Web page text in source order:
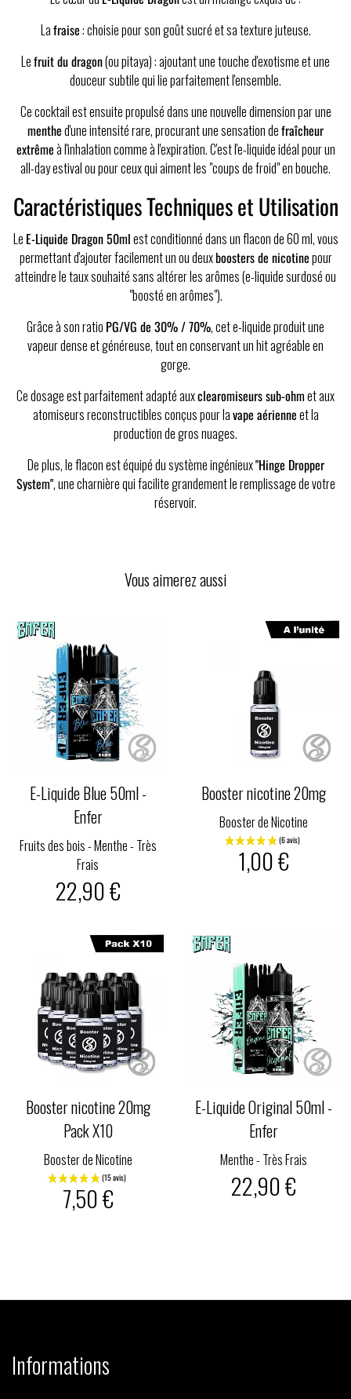
Lafraise: choisie pour son goût sucré et sa texture juteuse.
Lefruit du dragon(ou pitaya) : ajoutant une touche d'exotisme et une
douceur subtile qui lie parfaitement l'ensemble.
Ce cocktail est ensuite propulsé dans une nouvelle dimension par une
menthed'une intensité rare, procurant une sensation defraîcheur
extrêmeà l'inhalation comme à l'expiration. C'est l'e-liquide idéal pour un
all-day estival ou pour ceux qui aiment les "coups de froid" en bouche.
Caractéristiques Techniques et Utilisation
Le E-Liquide Dragon 50mlest conditionné dans un flacon de 60 ml, vous
permettant d'ajouter facilement un ou deuxboosters de nicotinepour
atteindre le taux souhaité sans altérer les arômes (e-liquide surdosé ou
"boosté en arômes").
Grâce à son ratio PG/VG de 30% / 70%, cet e-liquide produit une
vapeur dense et généreuse, tout en conservant un hit agréable en
gorge.
Ce dosage est parfaitement adapté auxclearomiseurs sub-ohmet aux
atomiseurs reconstructibles conçus pour lavape aérienneet la
production de gros nuages.
De plus, le flacon est équipé du système ingénieux"Hinge Dropper
System", une charnière qui facilite grandement le remplissage de votre
réservoir.
Vous aimerez aussi
E-Liquide Blue 50ml -
Enfer
Fruits des bois - Menthe - Très
Frais
22,90 €
Booster nicotine 20mg
Booster de Nicotine
1,00 €
Booster nicotine 20mg
Pack X10
Booster de Nicotine
7,50 €
E-Liquide Original 50ml -
Enfer
Menthe - Très Frais
22,90 €
Informations